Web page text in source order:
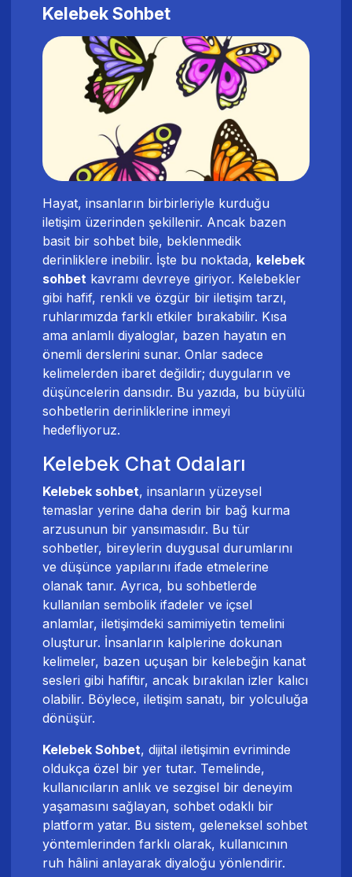
Kelebek Sohbet
Hayat, insanların birbirleriyle kurduğu
iletişim üzerinden şekillenir. Ancak bazen
basit bir sohbet bile, beklenmedik
derinliklere inebilir. İşte bu noktada, kelebek
sohbet kavramı devreye giriyor. Kelebekler
gibi hafif, renkli ve özgür bir iletişim tarzı,
ruhlarımızda farklı etkiler bırakabilir. Kısa
ama anlamlı diyaloglar, bazen hayatın en
önemli derslerini sunar. Onlar sadece
kelimelerden ibaret değildir; duyguların ve
düşüncelerin dansıdır. Bu yazıda, bu büyülü
sohbetlerin derinliklerine inmeyi
hedefliyoruz.
Kelebek Chat Odaları
Kelebek sohbet, insanların yüzeysel
temaslar yerine daha derin bir bağ kurma
arzusunun bir yansımasıdır. Bu tür
sohbetler, bireylerin duygusal durumlarını
ve düşünce yapılarını ifade etmelerine
olanak tanır. Ayrıca, bu sohbetlerde
kullanılan sembolik ifadeler ve içsel
anlamlar, iletişimdeki samimiyetin temelini
oluşturur. İnsanların kalplerine dokunan
kelimeler, bazen uçuşan bir kelebeğin kanat
sesleri gibi hafiftir, ancak bırakılan izler kalıcı
olabilir. Böylece, iletişim sanatı, bir yolculuğa
dönüşür.
Kelebek Sohbet, dijital iletişimin evriminde
oldukça özel bir yer tutar. Temelinde,
kullanıcıların anlık ve sezgisel bir deneyim
yaşamasını sağlayan, sohbet odaklı bir
platform yatar. Bu sistem, geleneksel sohbet
yöntemlerinden farklı olarak, kullanıcının
ruh hâlini anlayarak diyaloğu yönlendirir.